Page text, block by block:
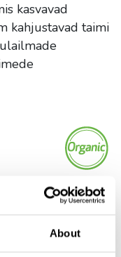
About
kasvavad
kahjustavad taimi